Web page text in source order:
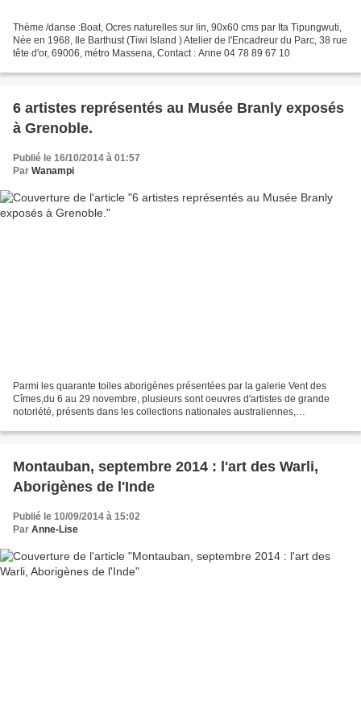
Thème /danse :Boat, Ocres naturelles sur lin, 90x60 cms par Ita Tipungwuti,
Née en 1968, Ile Barthust (Tiwi Island ) Atelier de l'Encadreur du Parc, 38 rue
tête d'or, 69006, métro Massena, Contact : Anne 04 78 89 67 10
6 artistes représentés au Musée Branly exposés
à Grenoble.
Publié le 16/10/2014 à 01:57
Par Wanampi
Parmi les quarante toiles aborigènes présentées par la galerie Vent des
Cîmes,du 6 au 29 novembre, plusieurs sont oeuvres d'artistes de grande
notoriété, présents dans les collections nationales australiennes,
Montauban, septembre 2014 : l'art des Warli,
Aborigènes de l'Inde
Publié le 10/09/2014 à 15:02
Par Anne-Lise